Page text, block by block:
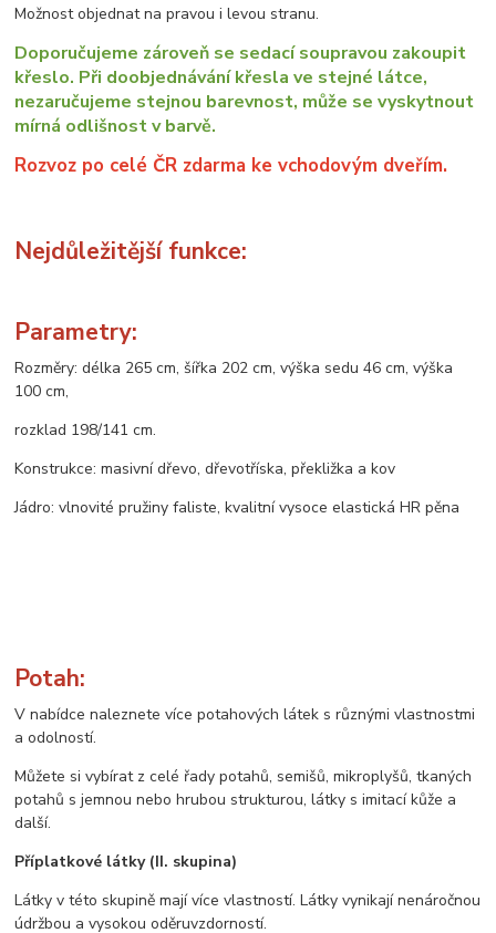
Možnost objednat na pravou i levou stranu.
Doporučujeme zároveň se sedací soupravou zakoupit
křeslo. Při doobjednávání křesla ve stejné látce,
nezaručujeme stejnou barevnost, může se vyskytnout
mírná odlišnost v barvě.
Rozvoz po celé ČR zdarma ke vchodovým dveřím.
Nejdůležitější funkce:
Parametry:
Rozměry: délka 265 cm, šířka 202 cm, výška sedu 46 cm, výška
100 cm,
rozklad 198/141 cm.
Konstrukce: masivní dřevo, dřevotříska, překližka a kov
Jádro: vlnovité pružiny faliste, kvalitní vysoce elastická HR pěna
Potah:
V nabídce naleznete více potahových látek s různými vlastnostmi
a odolností.
Můžete si vybírat z celé řady potahů, semišů, mikroplyšů, tkaných
potahů s jemnou nebo hrubou strukturou, látky s imitací kůže a
další.
Příplatkové látky (II. skupina)
Látky v této skupině mají více vlastností. Látky vynikají nenáročnou
údržbou a vysokou oděruvzdorností.